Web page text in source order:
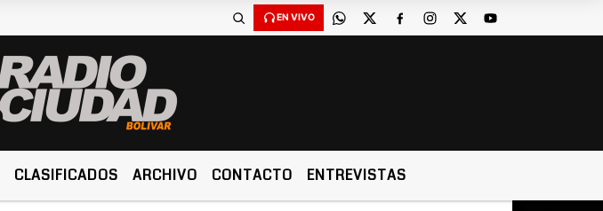
EN VIVO
CLASIFICADOS ARCHIVO CONTACTO ENTREVISTAS